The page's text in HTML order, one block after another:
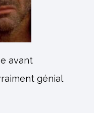
avant
génial